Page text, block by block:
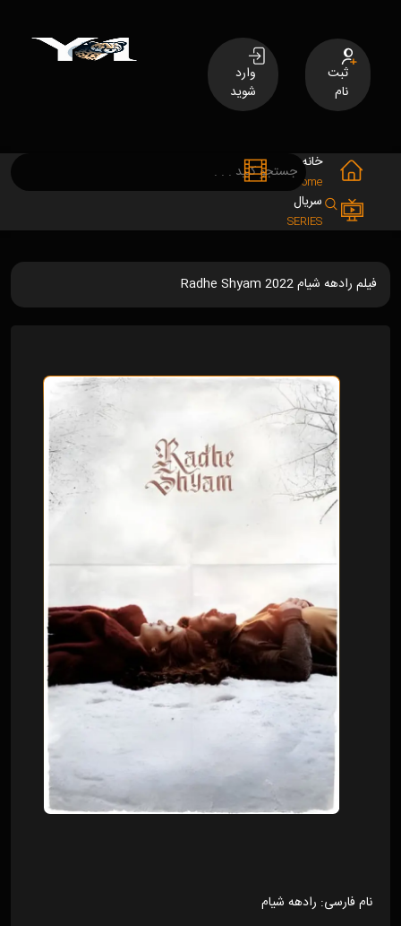
ثبت
نام
وارد
شوید
خانه
Home
سریال
SERIES
فیلم رادهه شیام Radhe Shyam 2022
نام فارسی: رادهه شیام